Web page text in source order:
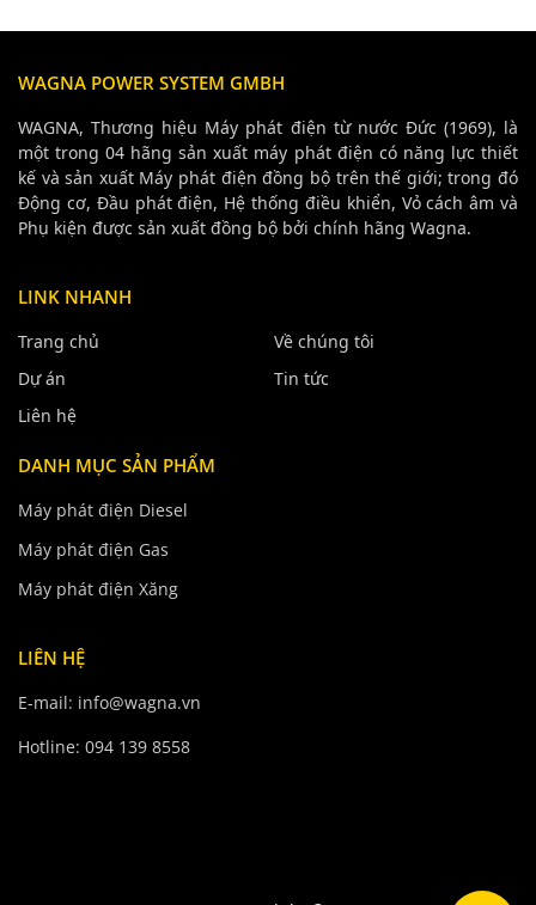
WAGNA POWER SYSTEM GMBH
WAGNA, Thương hiệu Máy phát điện từ nước Đức (1969), là
một trong 04 hãng sản xuất máy phát điện có năng lực thiết
kế và sản xuất Máy phát điện đồng bộ trên thế giới; trong đó
Động cơ, Đầu phát điện, Hệ thống điều khiển, Vỏ cách âm và
Phụ kiện được sản xuất đồng bộ bởi chính hãng Wagna.
LINK NHANH
Trang chủ
Về chúng tôi
Dự án
Tin tức
Liên hệ
DANH MỤC SẢN PHẨM
Máy phát điện Diesel
Máy phát điện Gas
Máy phát điện Xăng
LIÊN HỆ
E-mail: info@wagna.vn
Hotline: 094 139 8558